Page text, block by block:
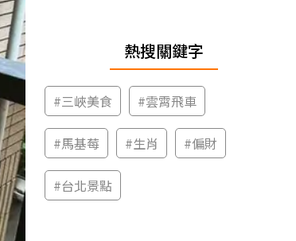
熱搜關鍵字
#三峽美食 #雲霄飛車
#馬基莓 #生肖 #偏財
#台北景點